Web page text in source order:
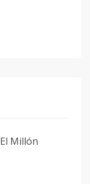
Millón